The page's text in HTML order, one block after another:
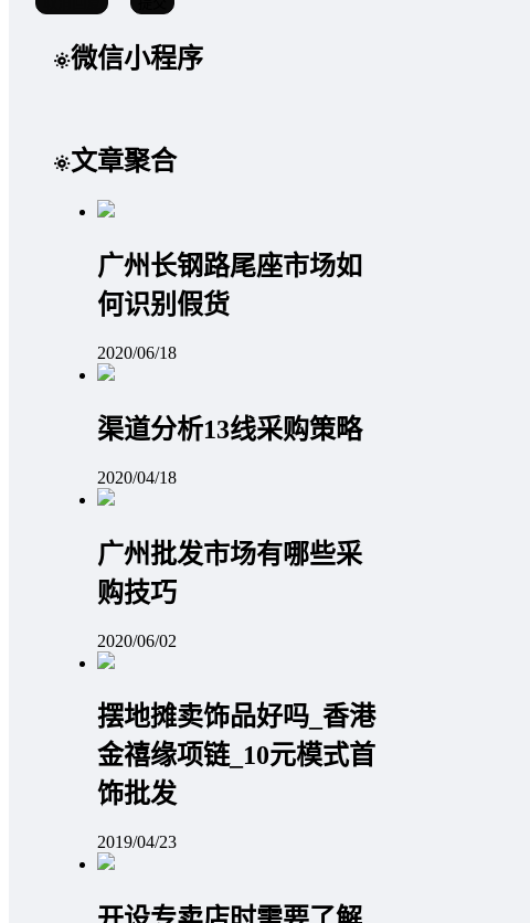
微信小程序
文章聚合
广州长钢路尾座市场如
何识别假货
2020/06/18
渠道分析13线采购策略
2020/04/18
广州批发市场有哪些采
购技巧
2020/06/02
摆地摊卖饰品好吗_香港
金禧缘项链_10元模式首
饰批发
2019/04/23